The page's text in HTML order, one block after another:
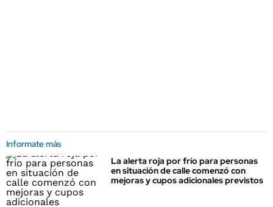
Informate más
La alerta roja por frío para personas
en situación de calle comenzó con
mejoras y cupos adicionales previstos